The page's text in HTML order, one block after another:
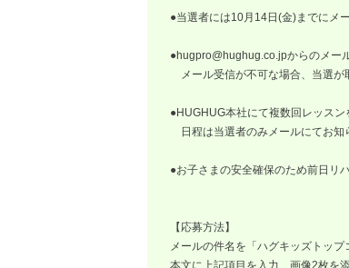
●当選者には10月14日(金)までにメ
●hugpro@hughug.co.jpからのメー
メール受信が不可な場合、当選が
●HUGHUG本社にて複数回レッスン
日程は当選者のみメールにてお知
●お子さまの安全確保のため前日リ
【応募方法】
メールの件名を「ハグキッズトップ
本文に上記項目を入力、画像2枚を